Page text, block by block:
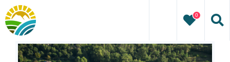
Passer
au
contenu
0